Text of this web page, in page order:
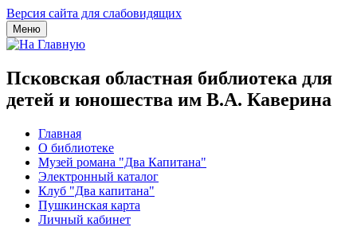
Версия сайта для слабовидящих
Меню
Псковская областная библиотека для
детей и юношества им В.А. Каверина
Главная
О библиотеке
Музей романа "Два Капитана"
Электронный каталог
Клуб "Два капитана"
Пушкинская карта
Личный кабинет